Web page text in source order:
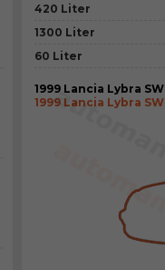
420 Liter
1300 Liter
60 Liter
1999 Lancia Lybra SW
1999 Lancia Lybra SW